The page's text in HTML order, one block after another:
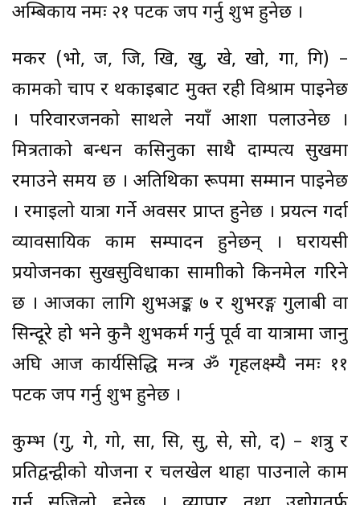
अम्बिकाय नमः २१ पटक जप गर्नु शुभ हुनेछ ।
मकर (भो, ज, जि, खि, खु, खे, खो, गा, गि) –
कामको चाप र थकाइबाट मुक्त रही विश्राम पाइनेछ
। परिवारजनको साथले नयाँ आशा पलाउनेछ ।
मित्रताको बन्धन कसिनुका साथै दाम्पत्य सुखमा
रमाउने समय छ । अतिथिका रूपमा सम्मान पाइनेछ
। रमाइलो यात्रा गर्ने अवसर प्राप्त हुनेछ । प्रयत्न गर्दा
व्यावसायिक काम सम्पादन हुनेछन् । घरायसी
प्रयोजनका सुखसुविधाका सामाग्रीको किनमेल गरिने
छ । आजका लागि शुभअङ्क ७ र शुभरङ्ग गुलाबी वा
सिन्दूरे हो भने कुनै शुभकर्म गर्नु पूर्व वा यात्रामा जानु
अघि आज कार्यसिद्धि मन्त्र ॐ गृहलक्ष्म्यै नमः ११
पटक जप गर्नु शुभ हुनेछ ।
कुम्भ (गु, गे, गो, सा, सि, सु, से, सो, द) – शत्रु र
प्रतिद्वन्द्वीको योजना र चलखेल थाहा पाउनाले काम